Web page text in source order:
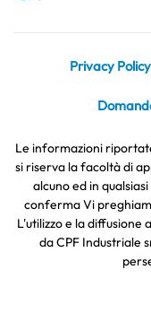
Privacy Policy
Le informazioni
si riserva la facoltà di
alcuno ed in
conferma Vi
L'utilizzo e la
da CPF Industriale